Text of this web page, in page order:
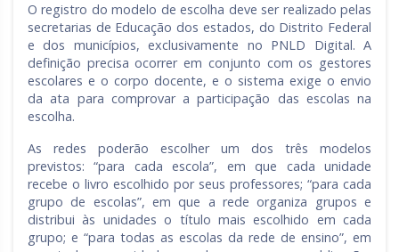
O registro do modelo de escolha deve ser realizado pelas
secretarias de Educação dos estados, do Distrito Federal
e dos municípios, exclusivamente no PNLD Digital. A
definição precisa ocorrer em conjunto com os gestores
escolares e o corpo docente, e o sistema exige o envio
da ata para comprovar a participação das escolas na
escolha.
As redes poderão escolher um dos três modelos
previstos: “para cada escola”, em que cada unidade
recebe o livro escolhido por seus professores; “para cada
grupo de escolas”, em que a rede organiza grupos e
distribui às unidades o título mais escolhido em cada
grupo; e “para todas as escolas da rede de ensino”, em